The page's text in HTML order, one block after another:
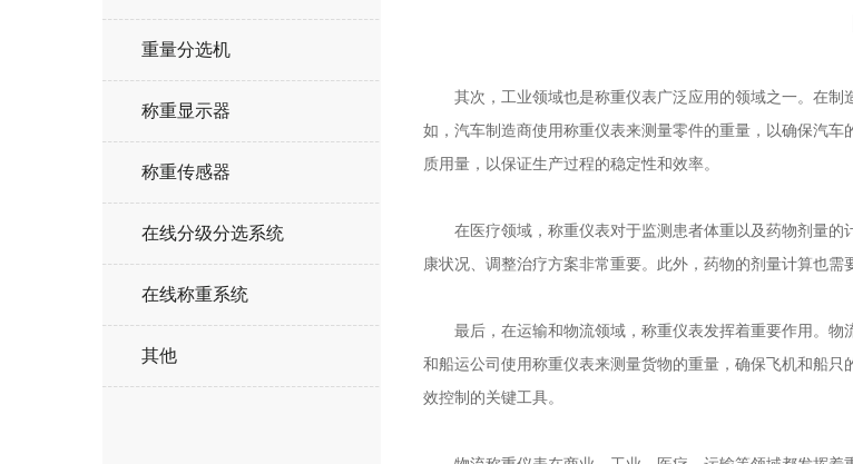
重量分选机
称重显示器
称重传感器
在线分级分选系统
在线称重系统
其他
其次，工业领域也是称重仪表广泛应用的领域之一。在制
如，汽车制造商使用称重仪表来测量零件的重量，以确保汽
质用量，以保证生产过程的稳定性和效率。
在医疗领域，称重仪表对于监测患者体重以及药物剂量的
康状况、调整治疗方案非常重要。此外，药物的剂量计算也需
最后，在运输和物流领域，称重仪表发挥着重要作用。物
和船运公司使用称重仪表来测量货物的重量，确保飞机和船
效控制的关键工具。